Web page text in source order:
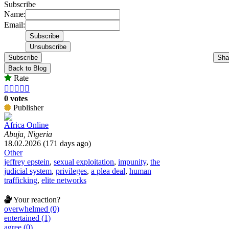
Subscribe
Name:
Email:
Subscribe
Back to Blog
Rate
    
0 votes
Publisher
Africa Online
Abuja, Nigeria
18.02.2026 (171 days ago)
Other
jeffrey epstein, sexual exploitation, impunity, the
judicial system, privileges, a plea deal, human
trafficking, elite networks
Your reaction?
overwhelmed (0)
entertained (1)
agree (0)